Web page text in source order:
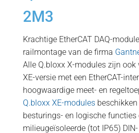
2M3
Krachtige EtherCAT DAQ-
railmontage van de firma
Alle Q.bloxx X-modules zijn ook
XE-versie met een EtherCAT-
hoogwaardige meet- en
Q.bloxx XE-modulesbeschikken
besturings- en logische
milieugeïsoleerde (tot IP65) DIN-